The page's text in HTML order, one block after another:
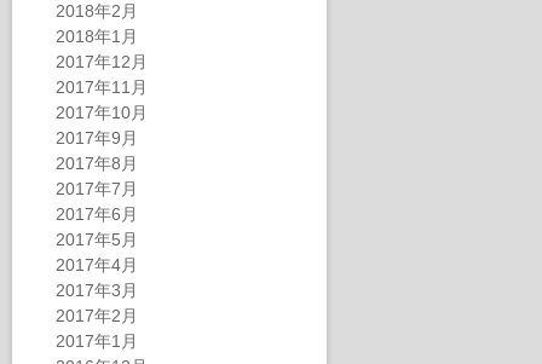
2018年2月
2018年1月
2017年12月
2017年11月
2017年10月
2017年9月
2017年8月
2017年7月
2017年6月
2017年5月
2017年4月
2017年3月
2017年2月
2017年1月